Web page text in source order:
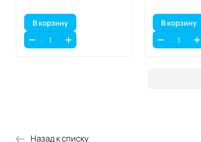
В корзину В корзину
Назад к списку